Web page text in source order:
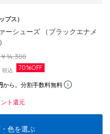
プス）
ーシューズ （ブラックエナメ
￥14,300
税込 70%OFF
から。分割手数料無料
ト還元
色を選ぶ